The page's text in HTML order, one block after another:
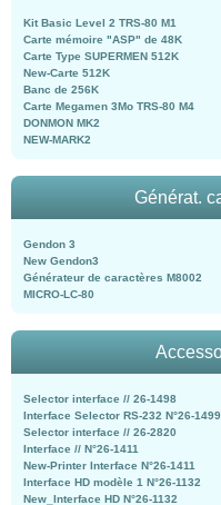
Kit Basic Level 2 TRS-80 M1
Carte mémoire "ASP" de 48K
Carte Type SUPERMEN 512K
New-Carte 512K
Banc de 256K
Carte Megamen 3Mo TRS-80 M4
DONMON MK2
NEW-MARK2
Générat.
Gendon 3
New Gendon3
Générateur de caractères M8002
MICRO-LC-80
Selector interface // 26-1498
Interface Selector RS-232 N°26-1499
Selector interface // 26-2820
Interface // N°26-1411
New-Printer Interface N°26-1411
Interface HD modèle 1 N°26-1132
New_Interface HD N°26-1132